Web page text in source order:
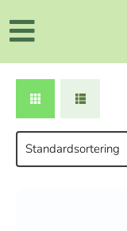
BAMSER
KRUS
TILBEHØR
BØGER